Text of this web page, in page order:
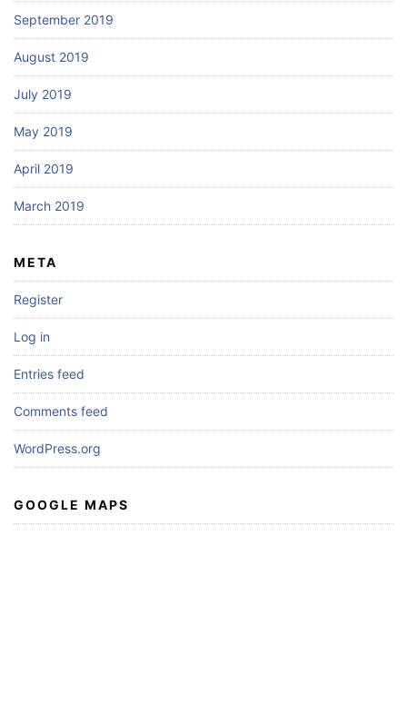
September 2019
August 2019
July 2019
May 2019
April 2019
March 2019
META
Register
Log in
Entries feed
Comments feed
WordPress.org
GOOGLE MAPS